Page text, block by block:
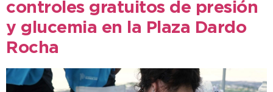
controles gratuitos de presión
y glucemia en la Plaza Dardo
Rocha